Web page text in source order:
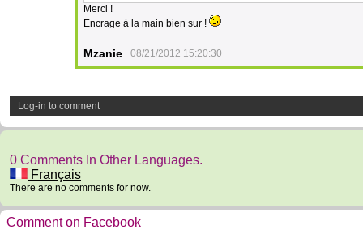
Merci !
Encrage à la main bien sur !
Mzanie 08/21/2012 15:20:30
Log-in to comment
0 Comments In Other Languages.
Français
There are no comments for now.
Comment on Facebook